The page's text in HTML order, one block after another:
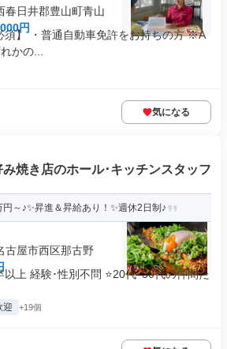
春日井郡豊山町青山
円
須】 ・普通自動車免許をお持ちの方 ※A
かの...
気になる
焼き店のホール･キッチンスタッフ
～♪✨昇進＆昇給あり！✨週休2日制♪
古屋市西区那古野
上 経験･性別不問 ⭐20代･30代の仲間た
迎 +19個